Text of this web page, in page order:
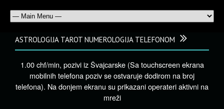
ASTROLOGIJA TAROT NUMEROLOGIJA TELEFONOM
1.00 chf/min, pozivi iz Švajcarske (Sa touchscreen ekrana
mobilnih telefona poziv se ostvaruje dodirom na broj
telefona). Na donjem ekranu su prikazani operateri aktivni na
mreži